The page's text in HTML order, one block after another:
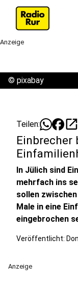
Anzeige
© pixabay
Teilen: open_in_new
Einbrecher
In Jülich sind
mehrfach ins
sollen
Male in eine
eingebrochen
Veröffentlicht:
Anzeige